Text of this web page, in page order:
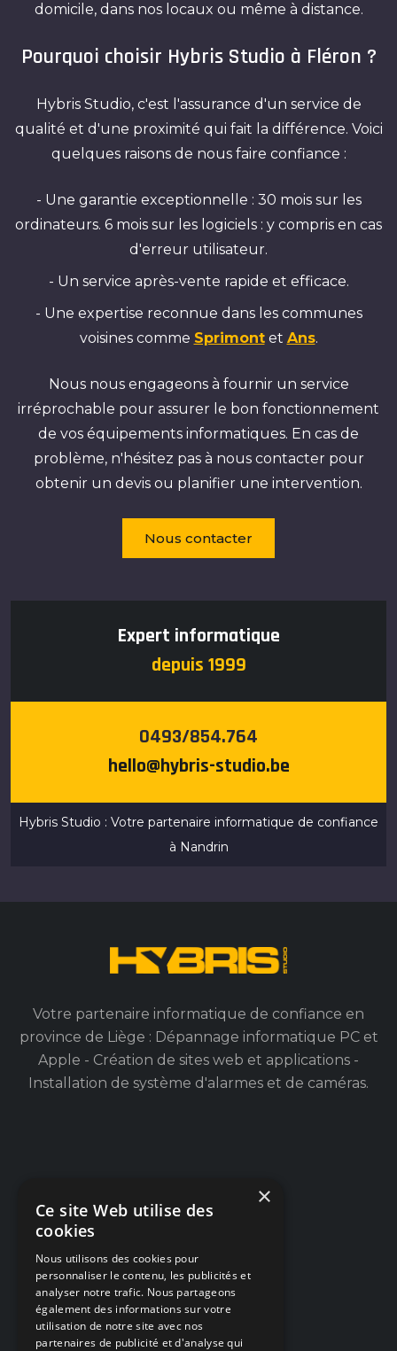
domicile, dans nos locaux ou même à distance.
Pourquoi choisir Hybris Studio à Fléron ?
Hybris Studio, c'est l'assurance d'un service de
qualité et d'une proximité qui fait la différence. Voici
quelques raisons de nous faire confiance :
- Une garantie exceptionnelle : 30 mois sur les
ordinateurs. 6 mois sur les logiciels : y compris en cas
d'erreur utilisateur.
- Un service après-vente rapide et efficace.
- Une expertise reconnue dans les communes
voisines comme Sprimontet Ans.
Nous nous engageons à fournir un service
irréprochable pour assurer le bon fonctionnement
de vos équipements informatiques. En cas de
problème, n'hésitez pas à nous contacter pour
obtenir un devis ou planifier une intervention.
Nous contacter
Expert informatique
depuis 1999
0493/854.764
hello@hybris-studio.be
Hybris Studio : Votre partenaire informatique de confiance
à Nandrin
Votre partenaire informatique de confiance en
province de Liège : Dépannage informatique PC et
Apple - Création de sites web et applications -
Installation de système d'alarmes et de caméras.
Navigation
Créations Web
Alarmes & Caméras
Articles / Blog
×
Ce site Web utilise des
cookies
Nous utilisons des cookies pour
personnaliser le contenu, les publicités et
analyser notre trafic. Nous partageons
également des informations sur votre
utilisation de notre site avec nos
partenaires de publicité et d'analyse qui